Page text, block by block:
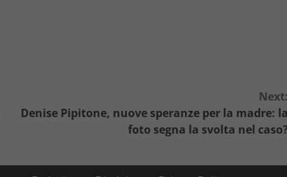
Next:
Denise Pipitone, nuove speranze per la madre: la
foto segna la svolta nel caso?